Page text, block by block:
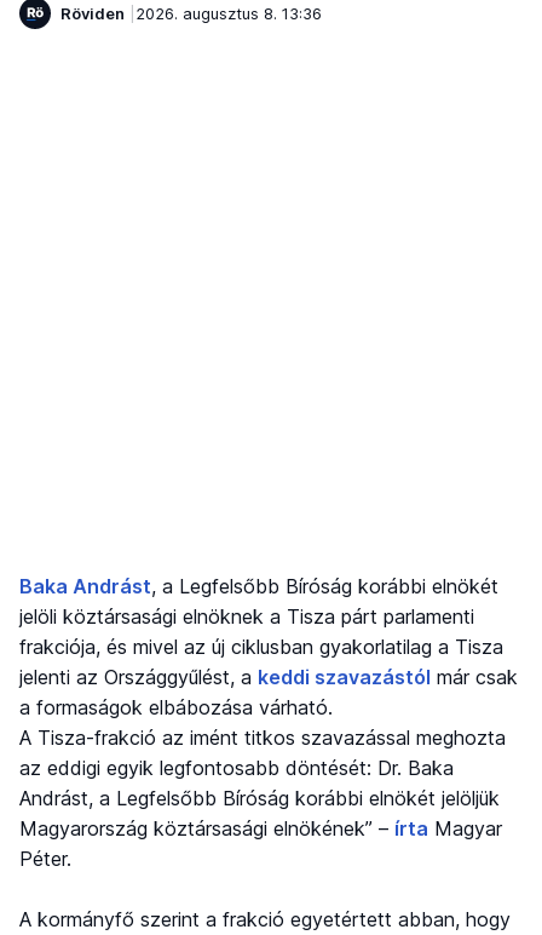
Röviden
2026. augusztus 8. 13:36
Baka Andrást, a Legfelsőbb Bíróság korábbi elnökét
jelöli köztársasági elnöknek a Tisza párt parlamenti
frakciója, és mivel az új ciklusban gyakorlatilag a Tisza
jelenti az Országgyűlést, a keddi szavazástól már csak
a formaságok elbábozása várható.
A Tisza-frakció az imént titkos szavazással meghozta
az eddigi egyik legfontosabb döntését: Dr. Baka
Andrást, a Legfelsőbb Bíróság korábbi elnökét jelöljük
Magyarország köztársasági elnökének” – írta Magyar
Péter.
A kormányfő szerint a frakció egyetértett abban, hogy